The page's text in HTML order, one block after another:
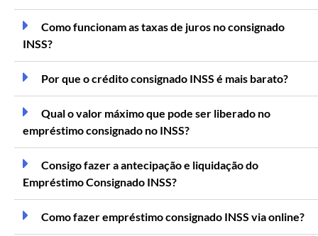
Como funcionam as taxas de juros no consignado
INSS?
Por que o crédito consignado INSS é mais barato?
Qual o valor máximo que pode ser liberado no
empréstimo consignado no INSS?
Consigo fazer a antecipação e liquidação do
Empréstimo Consignado INSS?
Como fazer empréstimo consignado INSS via online?